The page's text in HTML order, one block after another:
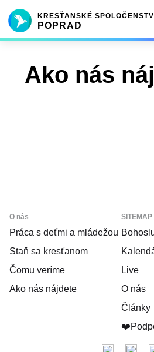
KRESŤANSKÉ
POPRAD
Ako nás
O nás
Práca s deťmi a mládežou
Staň sa kresťanom
Čomu veríme
Ako nás nájdete
SITEMAP
Live
O nás
Články